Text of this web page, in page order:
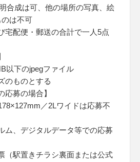
合成は可、他の場所の写真、絵
は不可
宅配便・郵送の合計で一人5点
以下のjpegファイル
のものとする
応募の場合】
／2Lワイドは応募不
ム、デジタルデータ等での応募
（駅置きチラシ裏面または公式